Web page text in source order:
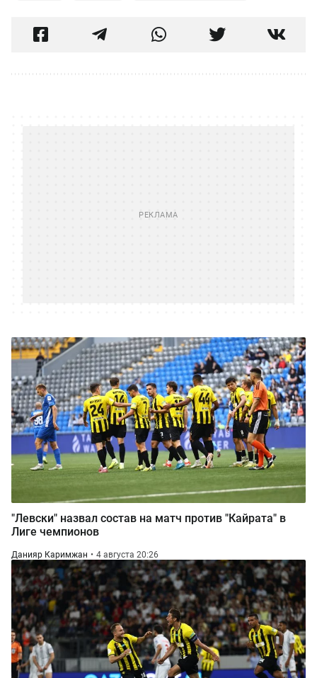
"Левски" назвал состав на матч против "Кайрата" в
Лиге чемпионов
Данияр Каримжан 4 августа 20:26